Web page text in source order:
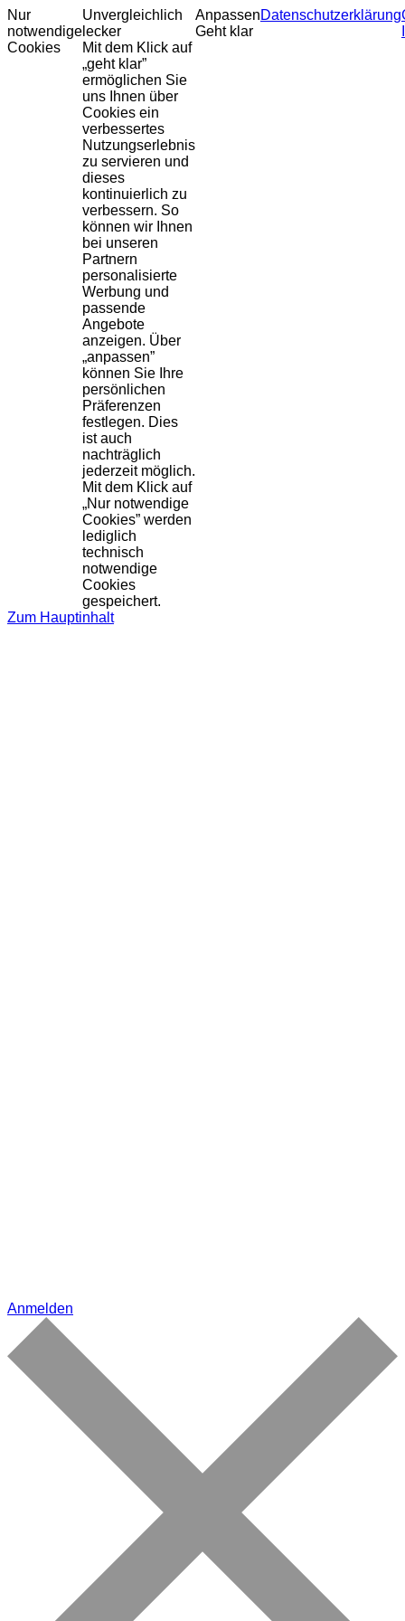
Nur
notwendige
Cookies
Unvergleichlich
lecker
Mit dem Klick auf
„geht klar”
ermöglichen Sie
uns Ihnen über
Cookies ein
verbessertes
Nutzungserlebnis
zu servieren und
dieses
kontinuierlich zu
verbessern. So
können wir Ihnen
bei unseren
Partnern
personalisierte
Werbung und
passende
Angebote
anzeigen. Über
„anpassen”
können Sie Ihre
persönlichen
Präferenzen
festlegen. Dies
ist auch
nachträglich
jederzeit möglich.
Mit dem Klick auf
„Nur notwendige
Cookies” werden
lediglich
technisch
notwendige
Cookies
gespeichert.
Anpassen
Geht klar
Datenschutzerklärung
Zum Hauptinhalt
Anmelden